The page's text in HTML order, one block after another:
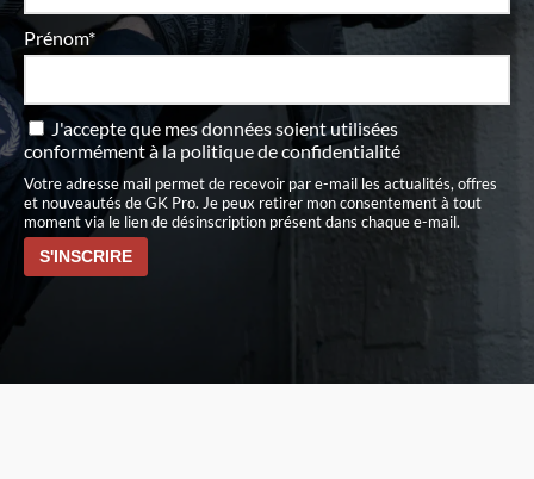
Prénom*
J'accepte que mes données soient utilisées
conformément àla politique de confidentialité
Votre adresse mail permet de recevoir par e-mail les actualités, offres
et nouveautés de GK Pro. Je peux retirer mon consentement à tout
moment via le lien de désinscription présent dans chaque e-mail.